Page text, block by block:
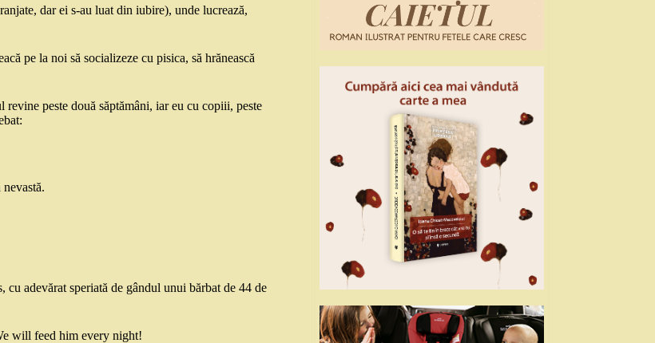
dar ei s-au luat din iubire), unde lucrează,
pe la noi să socializeze cu pisica, să hrănească
peste două săptămâni, iar eu cu copiii, peste
adevărat speriată de gândul unui bărbat de 44 de
will feed him every night!